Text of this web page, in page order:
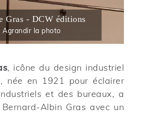
Gras - DCW éditions
Agrandir la photo
, icône du design industriel
née en 1921 pour éclairer
et des bureaux, a
Albin Gras avec un